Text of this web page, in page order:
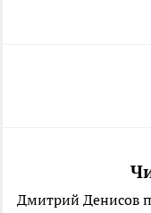
Дмитрий Денисов